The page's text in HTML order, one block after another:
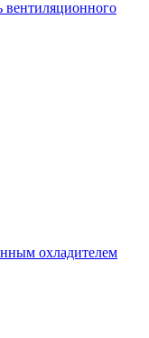
охладителем